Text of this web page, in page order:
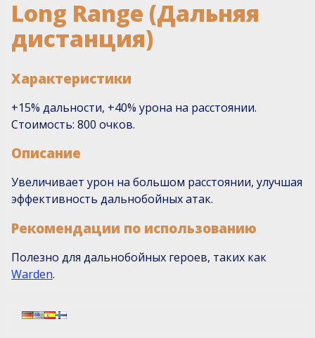
Long Range (Дальняя
дистанция)
Характеристики
+15% дальности, +40% урона на расстоянии.
Стоимость: 800 очков.
Описание
Увеличивает урон на большом расстоянии, улучшая
эффективность дальнобойных атак.
Рекомендации по использованию
Полезно для дальнобойных героев, таких как
Warden.